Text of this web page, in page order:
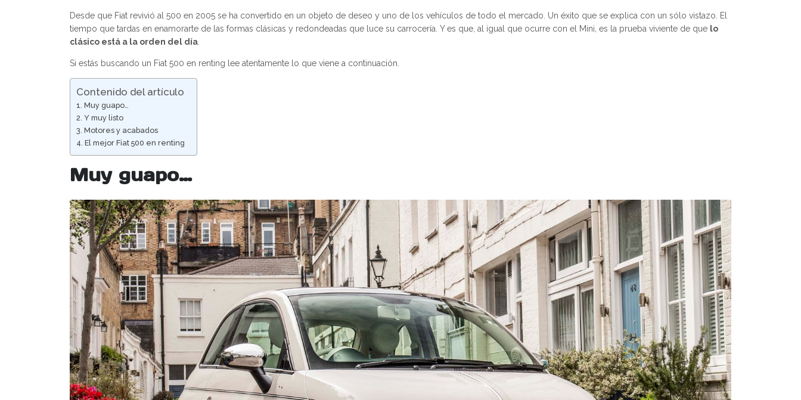
Desde que Fiat revivió al 500 en 2005 se ha convertido en un objeto de deseo y uno de los vehículos de todo el mercado. Un éxito que se explica con un sólo vistazo. El
tiempo que tardas en enamorarte de las formas clásicas y redondeadas que luce su carrocería. Y es que, al igual que ocurre con el Mini, es la prueba viviente de que lo
clásico está a la orden del día.
Si estás buscando un Fiat 500 en renting lee atentamente lo que viene a continuación.
Contenido del artículo
Muy guapo…
Y muy listo
Motores y acabados
El mejor Fiat 500 en renting
Muy guapo…